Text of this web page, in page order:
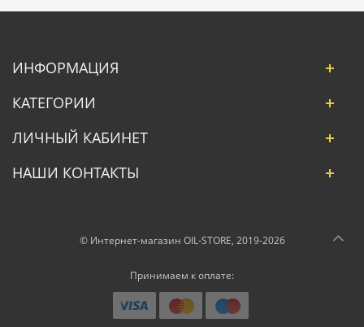
ИНФОРМАЦИЯ
КАТЕГОРИИ
ЛИЧНЫЙ КАБИНЕТ
НАШИ КОНТАКТЫ
© Интернет-магазин OIL-STORE, 2019-2026
Принимаем к оплате: